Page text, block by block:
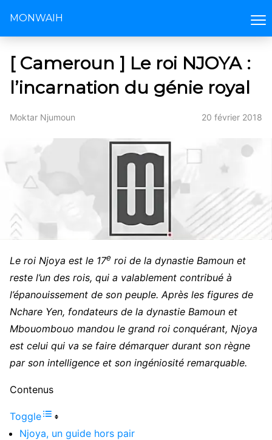
MONWAIH
[ Cameroun ] Le roi NJOYA :
l’incarnation du génie royal
Moktar Njumoun 20 février 2018
Le roi Njoya est le 17e roi de la dynastie Bamoun et
reste l’un des rois, qui a valablement contribué à
l’épanouissement de son peuple. Après les figures de
Nchare Yen, fondateurs de la dynastie Bamoun et
Mbouombouo mandou le grand roi conquérant, Njoya
est celui qui va se faire démarquer durant son règne
par son intelligence et son ingéniosité remarquable.
Contenus
Toggle
Njoya, un guide hors pair